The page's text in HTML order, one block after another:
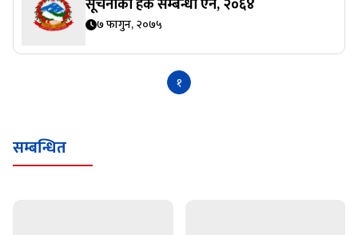
सूचनाको हक सम्बन्धी ऐन, २०६४
७ फागुन, २०७५
१
सम्बन्धित